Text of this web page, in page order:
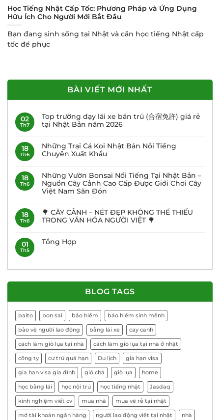
Học Tiếng Nhật Cấp Tốc: Phương Pháp và Ứng Dụng
Hữu Ích Cho Người Mới Bắt Đầu
Bạn đang sinh sống tại Nhật và cần học tiếng Nhật cấp
tốc để phục
BÀI VIẾT MỚI NHẤT
02
Th7
Top trường dạy lái xe bán trú (合宿免許) giá rẻ
tại Nhật Bản năm 2026
18
Th6
Những Trại Cá Koi Nhật Bản Nổi Tiếng
Chuyên Xuất Khẩu
18
Th6
Những Vườn Bonsai Nổi Tiếng Tại Nhật Bản –
Nguồn Cây Cảnh Cao Cấp Được Giới Chơi Cây
Việt Nam Săn Đón
18
Th6
🌳 CÂY CẢNH – NÉT ĐẸP KHÔNG THỂ THIẾU
TRONG VĂN HÓA NGƯỜI VIỆT 🌳
01
Th5
Tổng Hợp
BLOG TAGS
baito bon sai bảo hiểm bảo hiểm sinh mệnh
bảo vệ người lao động bằng lái xe cay canh
cách làm giò lụa tại nhà cách làm giò lụa tại nhà ở nhật
công ty cư trú quá hạn Du lịch gia hạn visa
gia hạn visa gia đình giò chả giò lụa home
học bằng lái học nội trú học tiếng nhật Jasdaq
kinh nghiệm viết cv mua nhà mua vé rẻ tại nhật
mở tài khoản ngân hàng người lao động việt tại nhật nhà